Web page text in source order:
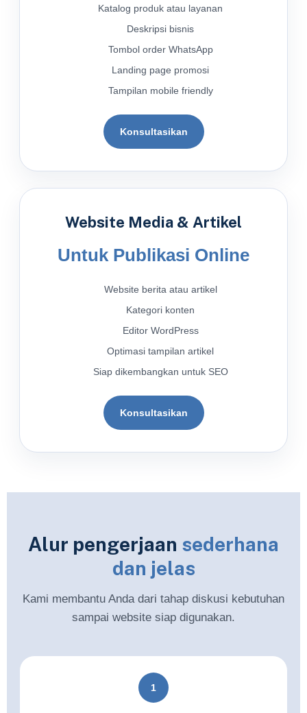
Katalog produk atau layanan
Deskripsi bisnis
Tombol order WhatsApp
Landing page promosi
Tampilan mobile friendly
Konsultasikan
Website Media & Artikel
Untuk Publikasi Online
Website berita atau artikel
Kategori konten
Editor WordPress
Optimasi tampilan artikel
Siap dikembangkan untuk SEO
Konsultasikan
Alur pengerjaan sederhana
dan jelas
Kami membantu Anda dari tahap diskusi kebutuhan
sampai website siap digunakan.
1